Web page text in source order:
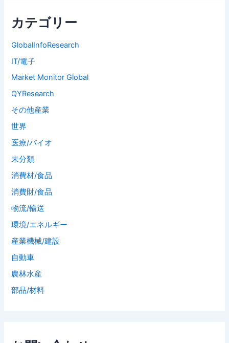
カテゴリー
GlobalInfoResearch
IT/電子
Market Monitor Global
QYResearch
その他産業
世界
医療/バイオ
未分類
消費材/食品
消費財/食品
物流/輸送
環境/エネルギー
産業機械/建設
自動車
農林水産
部品/材料